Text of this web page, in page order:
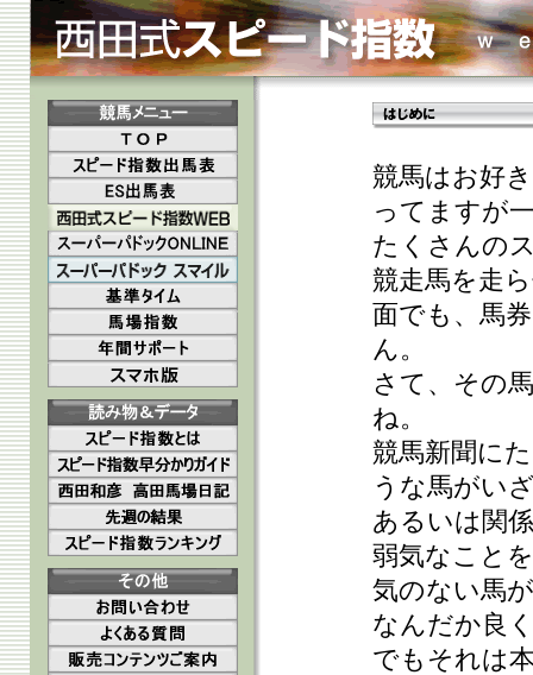
競馬はお好
ってますが
たくさんの
競走馬を走
面でも、馬
ん。
さて、その
ね。
競馬新聞に
うな馬がい
あるいは関
弱気なこと
気のない馬
なんだか良
でもそれは